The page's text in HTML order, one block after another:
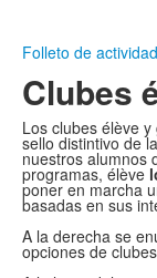
Folleto de
Clubes
Los clubes élève
sello distintivo de
nuestros alumnos
programas, élève
poner en marcha
basadas en sus
A la derecha se
opciones de